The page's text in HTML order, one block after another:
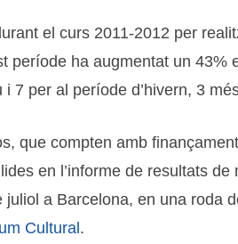
el curs 2011-2012 per
període ha augmentat un
7 per al període d’hivern, 3
que compten amb
en l’informe de resultats de
a Barcelona, en una roda
Cultural .